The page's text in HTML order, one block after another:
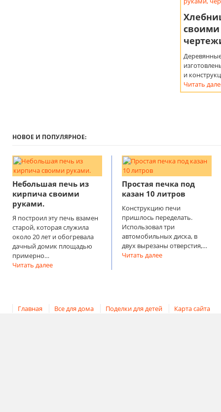
и
Читать
НОВОЕ И ПОПУЛЯРНОЕ:
Небольшая печь из
кирпича своими
руками.
Я построил эту печь взамен
старой, которая служила
около 20 лет и обогревала
дачный домик площадью
примерно…
Читать далее
Простая печка под
казан 10 литров
Конструкцию печи
пришлось переделать.
Использовал три
автомобильных диска, в
двух вырезаны отверстия,…
Читать далее
Главная Все для дома Поделки для детей Карта сайта